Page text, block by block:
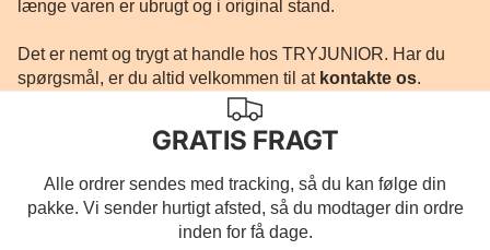
længe varen er ubrugt og i original stand.
Det er nemt og trygt at handle hos TRYJUNIOR. Har du
spørgsmål, er du altid velkommen til at kontakte os.
GRATIS FRAGT
Alle ordrer sendes med tracking, så du kan følge din
pakke. Vi sender hurtigt afsted, så du modtager din ordre
inden for få dage.